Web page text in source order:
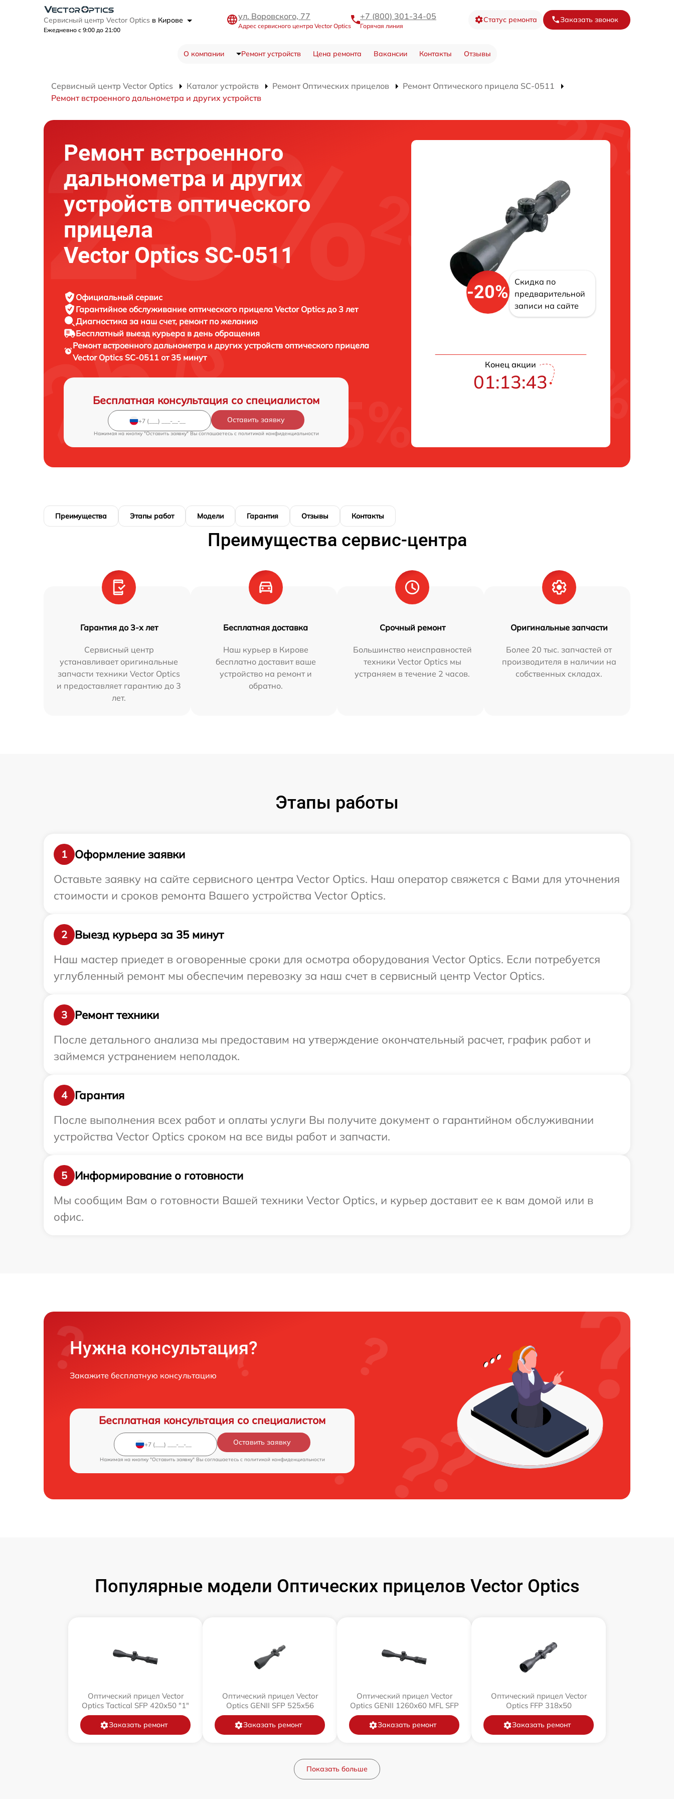
Сервисный центр Vector Optics в Кирове
Ежедневно с 9:00 до 21:00
ул. Воровского, 77
Адрес сервисного центра Vector Optics
+7 (800) 301-34-05
Горячая линия
Статус ремонта Заказать звонок
О компании Ремонт устройств Цена ремонта Вакансии Контакты Отзывы
Сервисный центр Vector Optics Каталог устройств Ремонт Оптических прицелов
Ремонт Оптического прицела SC-0511
Ремонт встроенного дальнометра и других устройств
Ремонт встроенного
дальнометра и других
устройств оптического
прицела
Vector Optics SC-0511
Официальный сервис
Гарантийное обслуживание оптического прицела Vector Optics до 3 лет
Диагностика за наш счет, ремонт по желанию
Бесплатный выезд курьера в день обращения
Ремонт встроенного дальнометра и других устройств оптического прицела
Vector Optics SC-0511 от 35 минут
Бесплатная консультация со специалистом
Оставить заявку
Нажимая на кнопку "Оставить заявку" Вы соглашаетесь c политикой конфиденциальности
-20%
Скидка по
предварительной
записи на сайте
Конец акции
01:13:42
Преимущества Этапы работ Модели Гарантия Отзывы Контакты
Преимущества сервис-центра
Гарантия до 3-х лет
Сервисный центр
устанавливает оригинальные
запчасти техники Vector Optics
и предоставляет гарантию до 3
лет.
Бесплатная доставка
Наш курьер в Кирове
бесплатно доставит ваше
устройство на ремонт и
обратно.
Срочный ремонт
Большинство неисправностей
техники Vector Optics мы
устраняем в течение 2 часов.
Оригинальные запчасти
Более 20 тыс. запчастей от
производителя в наличии на
собственных складах.
Этапы работы
1
Оформление заявки
Оставьте заявку на сайте сервисного центра Vector Optics. Наш оператор свяжется с Вами для уточнения
стоимости и сроков ремонта Вашего устройства Vector Optics.
2
Выезд курьера за 35 минут
Наш мастер приедет в оговоренные сроки для осмотра оборудования Vector Optics. Если потребуется
углубленный ремонт мы обеспечим перевозку за наш счет в сервисный центр Vector Optics.
3
Ремонт техники
После детального анализа мы предоставим на утверждение окончательный расчет, график работ и
займемся устранением неполадок.
4
Гарантия
После выполнения всех работ и оплаты услуги Вы получите документ о гарантийном обслуживании
устройства Vector Optics сроком на все виды работ и запчасти.
5
Информирование о готовности
Мы сообщим Вам о готовности Вашей техники Vector Optics, и курьер доставит ее к вам домой или в
офис.
Нужна консультация?
Закажите бесплатную консультацию
Бесплатная консультация со специалистом
Оставить заявку
Нажимая на кнопку "Оставить заявку" Вы соглашаетесь c политикой конфиденциальности
Популярные модели Оптических прицелов Vector Optics
Оптический прицел Vector
Optics Tactical SFP 420x50 "1"
Заказать ремонт
Оптический прицел Vector
Optics GENII SFP 525x56
Заказать ремонт
Оптический прицел Vector
Optics GENII 1260x60 MFL SFP
Заказать ремонт
Оптический прицел Vector
Optics FFP 318x50
Заказать ремонт
Показать больше